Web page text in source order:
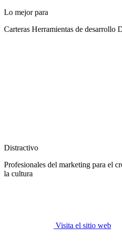
Lo mejor para
Carteras Herramientas de desarrollo
Distractivo
Profesionales del marketing para el
la cultura
Visita el sitio web